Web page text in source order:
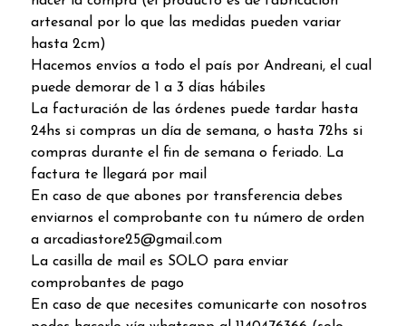
artesanal por lo que las medidas pueden variar
hasta 2cm)
Hacemos envíos a todo el país por Andreani, el cual
puede demorar de 1 a 3 días hábiles
La facturación de las órdenes puede tardar hasta
24hs si compras un día de semana, o hasta 72hs si
compras durante el fin de semana o feriado. La
factura te llegará por mail
En caso de que abones por transferencia debes
enviarnos el comprobante con tu número de orden
a arcadiastore25@gmail.com
La casilla de mail es SOLO para enviar
comprobantes de pago
En caso de que necesites comunicarte con nosotros